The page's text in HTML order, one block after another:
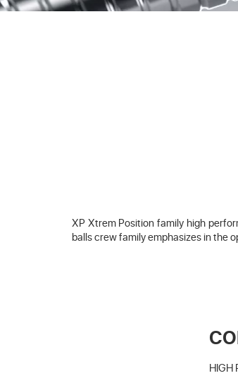
XP Xtrem Position family high
balls crew family emphasizes in the
HIGH